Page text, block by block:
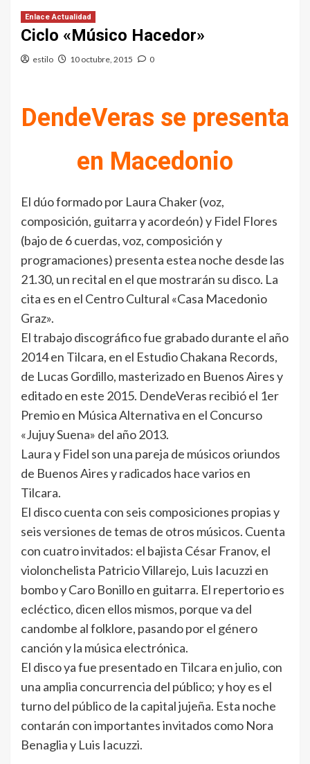
Enlace Actualidad
Ciclo «Músico Hacedor»
estilo 10 octubre, 2015 0
DendeVeras se presenta
en Macedonio
El dúo formado por Laura Chaker (voz,
composición, guitarra y acordeón) y Fidel Flores
(bajo de 6 cuerdas, voz, composición y
programaciones) presenta estea noche desde las
21.30, un recital en el que mostrarán su disco. La
cita es en el Centro Cultural «Casa Macedonio
Graz».
El trabajo discográfico fue grabado durante el año
2014 en Tilcara, en el Estudio Chakana Records,
de Lucas Gordillo, masterizado en Buenos Aires y
editado en este 2015. DendeVeras recibió el 1er
Premio en Música Alternativa en el Concurso
«Jujuy Suena» del año 2013.
Laura y Fidel son una pareja de músicos oriundos
de Buenos Aires y radicados hace varios en
Tilcara.
El disco cuenta con seis composiciones propias y
seis versiones de temas de otros músicos. Cuenta
con cuatro invitados: el bajista César Franov, el
violonchelista Patricio Villarejo, Luis Iacuzzi en
bombo y Caro Bonillo en guitarra. El repertorio es
ecléctico, dicen ellos mismos, porque va del
candombe al folklore, pasando por el género
canción y la música electrónica.
El disco ya fue presentado en Tilcara en julio, con
una amplia concurrencia del público; y hoy es el
turno del público de la capital jujeña. Esta noche
contarán con importantes invitados como Nora
Benaglia y Luis Iacuzzi.